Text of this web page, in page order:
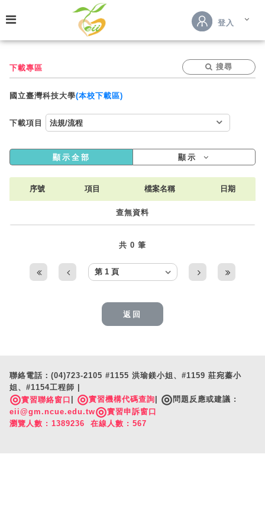
登入
下載專區 搜尋
國立臺灣科技大學(本校下載區)
下載項目
顯示全部 顯示
序號 項目 檔案名稱 日期
查無資料
共 0 筆
返回
聯絡電話：(04)723-2105 #1155 洪瑜鎂小姐、#1159 莊宛蓁小
姐、#1154工程師 |
◎實習聯絡窗口 ◎實習機構代碼查詢 ◎ 問題反應或建議 :
eii@gm.ncue.edu.tw◎實習申訴窗口
瀏覽人數 : 1389236 在線人數 : 567